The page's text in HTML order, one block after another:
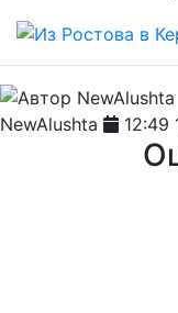
NewAlushta 12:49